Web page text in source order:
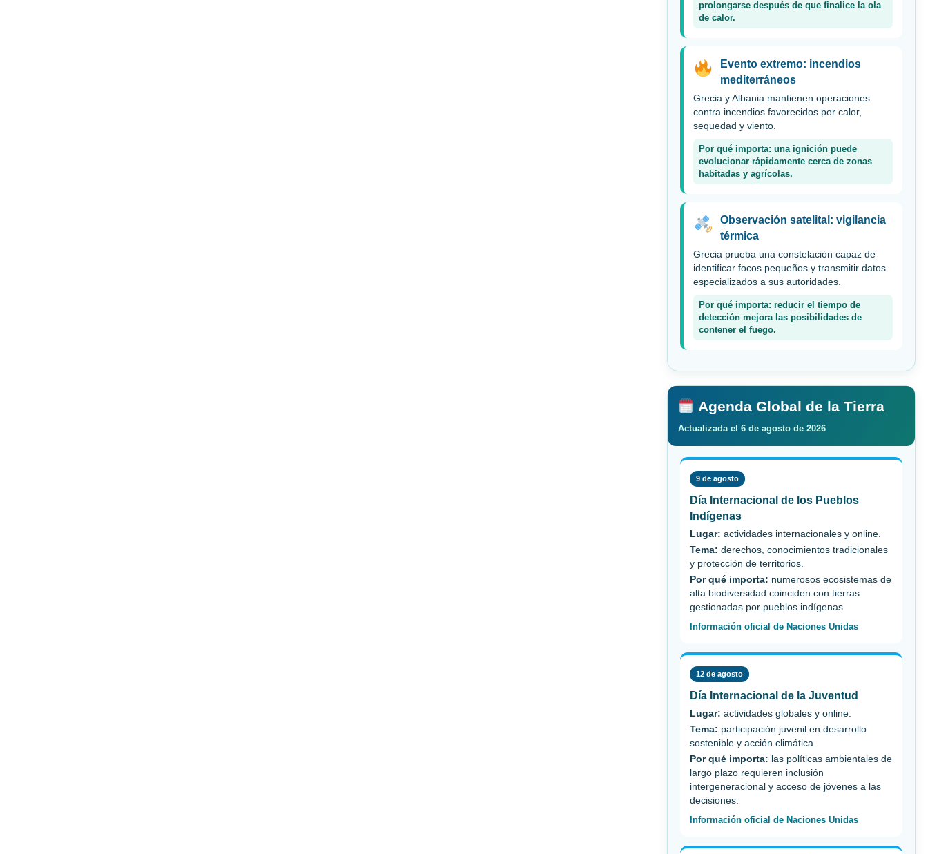
prolongarse después de que finalice la ola
de calor.
Evento extremo: incendios
mediterráneos
Grecia y Albania mantienen operaciones
contra incendios favorecidos por calor,
sequedad y viento.
Por qué importa: una ignición puede
evolucionar rápidamente cerca de zonas
habitadas y agrícolas.
Observación satelital: vigilancia
térmica
Grecia prueba una constelación capaz de
identificar focos pequeños y transmitir datos
especializados a sus autoridades.
Por qué importa: reducir el tiempo de
detección mejora las posibilidades de
contener el fuego.
Agenda Global de la Tierra
Actualizada el 6 de agosto de 2026
9 de agosto
Día Internacional de los Pueblos
Indígenas
Lugar: actividades internacionales y online.
Tema: derechos, conocimientos tradicionales
y protección de territorios.
Por qué importa: numerosos ecosistemas de
alta biodiversidad coinciden con tierras
gestionadas por pueblos indígenas.
Información oficial de Naciones Unidas
12 de agosto
Día Internacional de la Juventud
Lugar: actividades globales y online.
Tema: participación juvenil en desarrollo
sostenible y acción climática.
Por qué importa: las políticas ambientales de
largo plazo requieren inclusión
intergeneracional y acceso de jóvenes a las
decisiones.
Información oficial de Naciones Unidas